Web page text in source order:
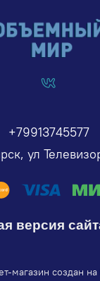
+79913745577
ул
версия
магазин создан